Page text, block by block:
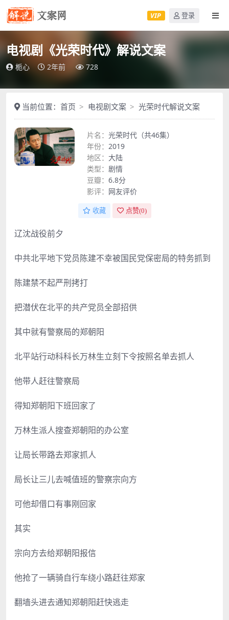
VIP 登录
电视剧《光荣时代》解说文案
栀心 2年前 728
当前位置： 首页 电视剧文案 光荣时代解说文案
片名： 光荣时代（共46集）
年份： 2019
地区： 大陆
类型： 剧情
豆瓣： 6.8分
影评： 网友评价
收藏 点赞(0)
辽沈战役前夕
中共北平地下党员陈建不幸被国民党保密局的特务抓到
陈建禁不起严刑拷打
把潜伏在北平的共产党员全部招供
其中就有警察局的郑朝阳
北平站行动科科长万林生立刻下令按照名单去抓人
他带人赶往警察局
得知郑朝阳下班回家了
万林生派人搜查郑朝阳的办公室
让局长带路去郑家抓人
局长让三儿去喊值班的警察宗向方
可他却借口有事刚回家
其实
宗向方去给郑朝阳报信
他抢了一辆骑自行车绕小路赶往郑家
翻墙头进去通知郑朝阳赶快逃走